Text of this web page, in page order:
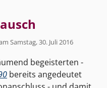
Samstag, 30. Juli 2016
begeisterten -
bereits angedeutet